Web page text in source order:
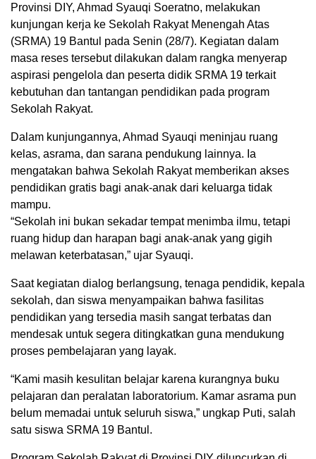
Provinsi DIY, Ahmad Syauqi Soeratno, melakukan
kunjungan kerja ke Sekolah Rakyat Menengah Atas
(SRMA) 19 Bantul pada Senin (28/7). Kegiatan dalam
masa reses tersebut dilakukan dalam rangka menyerap
aspirasi pengelola dan peserta didik SRMA 19 terkait
kebutuhan dan tantangan pendidikan pada program
Sekolah Rakyat.
Dalam kunjungannya, Ahmad Syauqi meninjau ruang
kelas, asrama, dan sarana pendukung lainnya. Ia
mengatakan bahwa Sekolah Rakyat memberikan akses
pendidikan gratis bagi anak-anak dari keluarga tidak
mampu.
“Sekolah ini bukan sekadar tempat menimba ilmu, tetapi
ruang hidup dan harapan bagi anak-anak yang gigih
melawan keterbatasan,” ujar Syauqi.
Saat kegiatan dialog berlangsung, tenaga pendidik, kepala
sekolah, dan siswa menyampaikan bahwa fasilitas
pendidikan yang tersedia masih sangat terbatas dan
mendesak untuk segera ditingkatkan guna mendukung
proses pembelajaran yang layak.
“Kami masih kesulitan belajar karena kurangnya buku
pelajaran dan peralatan laboratorium. Kamar asrama pun
belum memadai untuk seluruh siswa,” ungkap Puti, salah
satu siswa SRMA 19 Bantul.